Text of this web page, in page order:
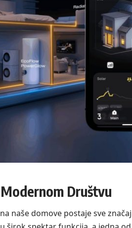
Društvu
naše domove postaje sve